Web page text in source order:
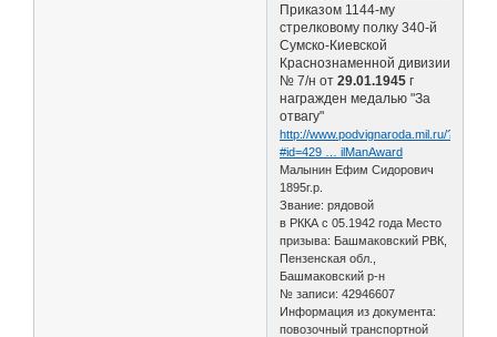
Приказом 1144-му
стрелковому полку 340-й
Сумско-Киевской
Краснознаменной дивизии
№ 7/н от29.01.1945 г
награжден медалью "За
отвагу"
http://www.podvignaroda.mil.ru/?
#id=429 … ilManAward
Малынин Ефим Сидорович
1895г.р.
Звание: рядовой
в РККА с 05.1942 года Место
призыва: Башмаковский РВК,
Пензенская обл.,
Башмаковский р-н
№ записи: 42946607
Информация из документа:
повозочный транспортной